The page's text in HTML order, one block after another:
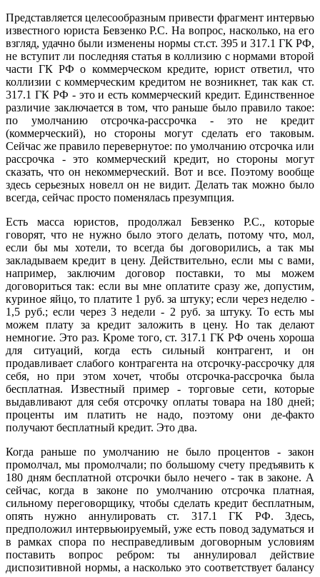
Представляется целесообразным привести фрагмент интервью
известного юриста Бевзенко Р.С. На вопрос, насколько, на его
взгляд, удачно были изменены нормы ст.ст. 395 и 317.1 ГК РФ,
не вступит ли последняя статья в коллизию с нормами второй
части ГК РФ о коммерческом кредите, юрист ответил, что
коллизии с коммерческим кредитом не возникнет, так как ст.
317.1 ГК РФ - это и есть коммерческий кредит. Единственное
различие заключается в том, что раньше было правило такое:
по умолчанию отсрочка-рассрочка - это не кредит
(коммерческий), но стороны могут сделать его таковым.
Сейчас же правило перевернутое: по умолчанию отсрочка или
рассрочка - это коммерческий кредит, но стороны могут
сказать, что он некоммерческий. Вот и все. Поэтому вообще
здесь серьезных новелл он не видит. Делать так можно было
всегда, сейчас просто поменялась презумпция.
Есть масса юристов, продолжал Бевзенко Р.С., которые
говорят, что не нужно было этого делать, потому что, мол,
если бы мы хотели, то всегда бы договорились, а так мы
закладываем кредит в цену. Действительно, если мы с вами,
например, заключим договор поставки, то мы можем
договориться так: если вы мне оплатите сразу же, допустим,
куриное яйцо, то платите 1 руб. за штуку; если через неделю -
1,5 руб.; если через 3 недели - 2 руб. за штуку. То есть мы
можем плату за кредит заложить в цену. Но так делают
немногие. Это раз. Кроме того, ст. 317.1 ГК РФ очень хороша
для ситуаций, когда есть сильный контрагент, и он
продавливает слабого контрагента на отсрочку-рассрочку для
себя, но при этом хочет, чтобы отсрочка-рассрочка была
бесплатная. Известный пример - торговые сети, которые
выдавливают для себя отсрочку оплаты товара на 180 дней;
проценты им платить не надо, поэтому они де-факто
получают бесплатный кредит. Это два.
Когда раньше по умолчанию не было процентов - закон
промолчал, мы промолчали; по большому счету предъявить к
180 дням бесплатной отсрочки было нечего - так в законе. А
сейчас, когда в законе по умолчанию отсрочка платная,
сильному переговорщику, чтобы сделать кредит бесплатным,
опять нужно аннулировать ст. 317.1 ГК РФ. Здесь,
предположил интервьюируемый, уже есть повод задуматься и
в рамках спора по несправедливым договорным условиям
поставить вопрос ребром: ты аннулировал действие
диспозитивной нормы, а насколько это соответствует балансу